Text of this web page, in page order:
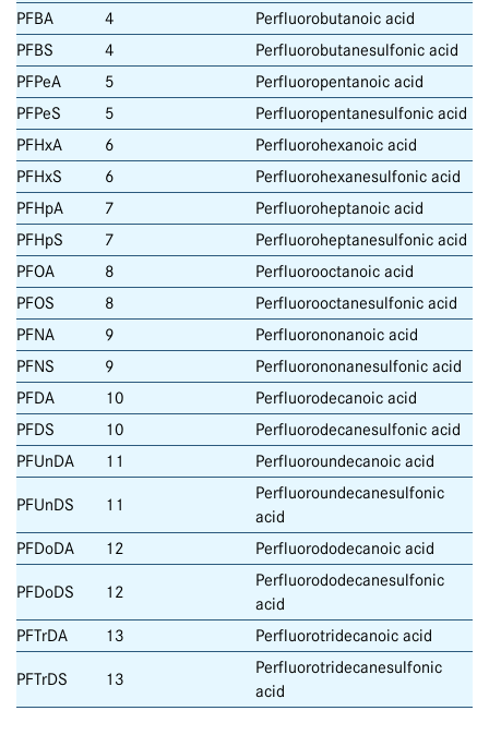
PFBA 4
Perfluorobutanoic acid
PFBS
4
Perfluorobutanesulfonic acid
PFPeA
5
Perfluoropentanoic acid
PFPeS
5
Perfluoropentanesulfonic acid
PFHxA
6
Perfluorohexanoic acid
PFHxS
6
Perfluorohexanesulfonic acid
PFHpA
7
Perfluoroheptanoic acid
PFHpS
7
Perfluoroheptanesulfonic acid
PFOA
8
Perfluorooctanoic acid
PFOS
8
Perfluorooctanesulfonic acid
PFNA
9
Perfluorononanoic acid
PFNS
9
Perfluorononanesulfonic acid
PFDA
10
Perfluorodecanoic acid
PFDS
10
Perfluorodecanesulfonic acid
PFUnDA
11 Perfluoroundecanoic acid
PFUnDS 11
Perfluoroundecanesulfonic
acid
PFDoDA
12 Perfluorododecanoic acid
PFDoDS 12
Perfluorododecanesulfonic
acid
PFTrDA
13 Perfluorotridecanoic acid
PFTrDS 13
Perfluorotridecanesulfonic
acid